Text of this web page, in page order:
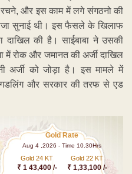
रचने, और इस काम में लगे संगठनो की
सुनाई थी। इस फैसले के खिलाफ
दाखिल की है। साईबाबा ने उसकी
में रोक और जमानत की अर्जी दाखिल
अर्जी को जोड़ा है। इस मामले में
गडलिंग और सरकार की तरफ से एड
Gold Rate
Aug 4 ,2026 - Time 10.30Hrs
Gold 24 KT
₹ 1 43,400 /-
Gold 22 KT
₹ 1,33,100 /-